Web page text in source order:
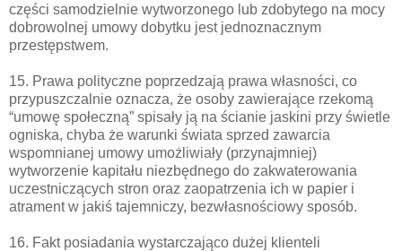
części samodzielnie wytworzonego lub zdobytego na mocy
dobrowolnej umowy dobytku jest jednoznacznym
przestępstwem.
15. Prawa polityczne poprzedzają prawa własności, co
przypuszczalnie oznacza, że osoby zawierające rzekomą
“umowę społeczną” spisały ją na ścianie jaskini przy świetle
ogniska, chyba że warunki świata sprzed zawarcia
wspomnianej umowy umożliwiały (przynajmniej)
wytworzenie kapitału niezbędnego do zakwaterowania
uczestniczących stron oraz zaopatrzenia ich w papier i
atrament w jakiś tajemniczy, bezwłasnościowy sposób.
16. Fakt posiadania wystarczająco dużej klienteli